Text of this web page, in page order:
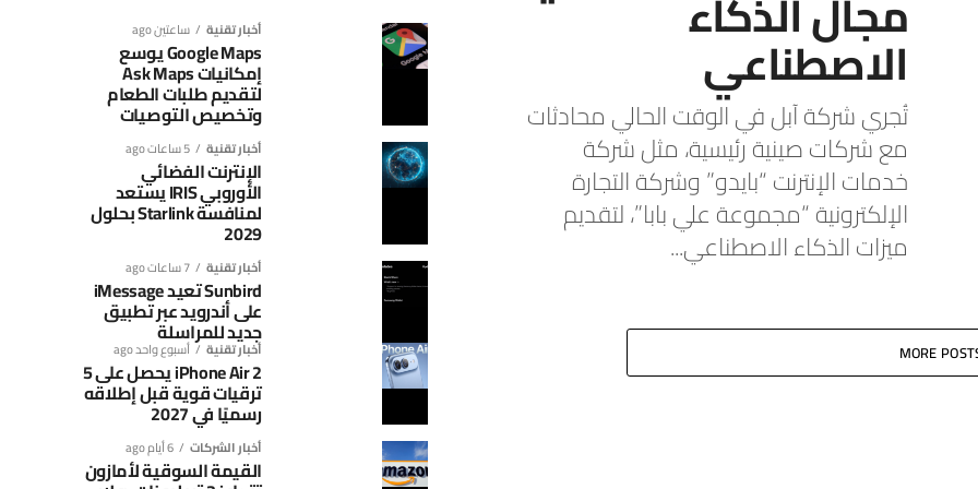
الاصطناعي
تُجري شركة آبل في الوقت الحالي محادثات
مع شركات صينية رئيسية، مثل شركة
خدمات الإنترنت “بايدو” وشركة التجارة
الإلكترونية “مجموعة علي بابا”، لتقديم
ميزات الذكاء الاصطناعي...
MORE
أخبار تقنية ساعتين ago
Google Maps يوسع
إمكانيات Ask Maps
لتقديم طلبات الطعام
وتخصيص التوصيات
أخبار تقنية 5 ساعات ago
الإنترنت الفضائي
الأوروبي IRIS يستعد
لمنافسة Starlink بحلول
2029
أخبار تقنية 7 ساعات ago
Sunbird تعيد iMessage
على أندرويد عبر تطبيق
جديد للمراسلة
أخبار تقنية أسبوع واحد ago
iPhone Air 2 يحصل على 5
ترقيات قوية قبل إطلاقه
رسميًا في 2027
أخبار الشركات 6 أيام ago
القيمة السوقية لأمازون